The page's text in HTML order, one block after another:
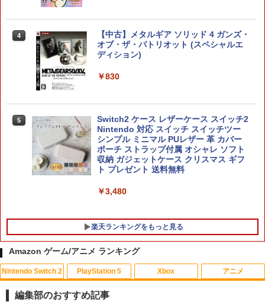
4
Nintendo Switch 2 ゼノブレイド ディ
フィニティブ・エディション Nintendo
Switch 2 Edition[任天堂]【送料無料】
Fit Boxing 3 -Your パーソナルトレーナ
ー Nintendo Switch 2 Edition 【Switc
h2】NXS-P-BDWKC
￥6,910
3 がんばれゴエモン大集合！ PS5版
￥4,889
4
【店内全品P10倍 8/4〜要エントリー】
【中古】[PS5] Clair Obscur: Expeditio
n 33(クレール・オブスキュール:エクス
ペディション 33) Kepler Interactive(20
250424)
￥5,580
5
コナミデジタルエンタテインメント 【封
入特典付】【PS5】METAL GEAR SOLI
D: MASTER COLLECTION Vol.2 [ELJM
-30900 PS5 メタルギアソリッド マスタ-
￥5,610
4
【中古】メタルギア ソリッド 4 ガンズ・
オブ・ザ・パトリオット (スペシャルエ
ディション)
￥830
5
Switch2 ケース レザーケース スイッチ2
Nintendo 対応 スイッチ スイッチツー
シンプル ミニマル PUレザー 革 カバー
ポーチ ストラップ付属 オシャレ ソフト
収納 ガジェットケース クリスマス ギフ
ト プレゼント 送料無料
￥3,480
楽天ランキングをもっと見る
1
【中古】 アナと雪の女王 MovieNEX
［純正ブルーレイ＋純正ケース］ ディズ
ニー (出演) クリス・バック (監督) ジェ
Amazon ゲーム/アニメ ランキング
Nintendo Switch 2 PlayStation 5 Xbox アニメ
編集部のおすすめ記事